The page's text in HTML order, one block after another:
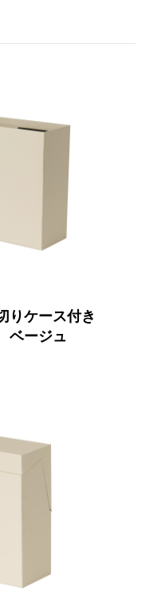
学習
ケース付き
ベージュ
タン